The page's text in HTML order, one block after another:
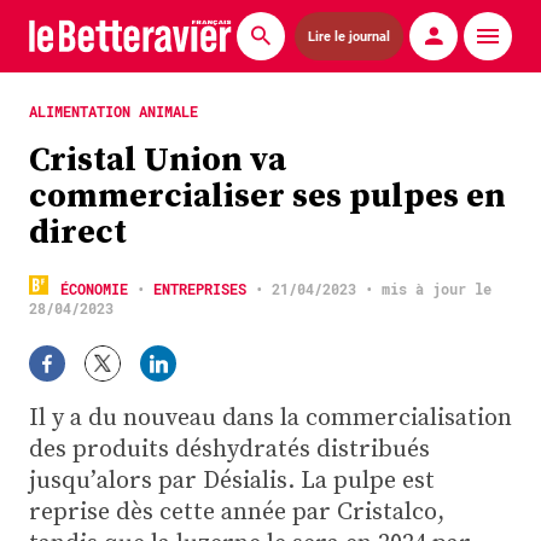
Lire le journal
Actualités
Économie
Agronomie
Matériels
Pommes de terre
Guides pratiques
Chasse
ALIMENTATION ANIMALE
Cristal Union va
commercialiser ses pulpes en
direct
ÉCONOMIE • ENTREPRISES • 21/04/2023 • mis à jour le
28/04/2023
Il y a du nouveau dans la commercialisation
des produits déshydratés distribués
jusqu’alors par Désialis. La pulpe est
reprise dès cette année par Cristalco,